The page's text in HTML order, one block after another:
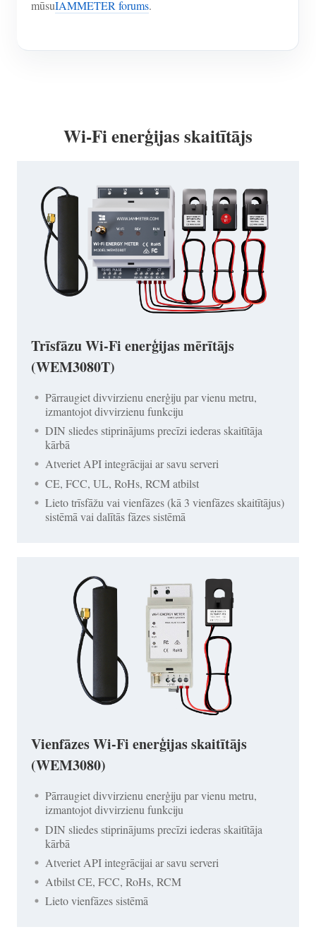
mūsuIAMMETER forums.
Wi-Fi enerģijas skaitītājs
Trīsfāzu Wi-Fi enerģijas mērītājs
(WEM3080T)
Pārraugiet divvirzienu enerģiju par vienu metru,
izmantojot divvirzienu funkciju
DIN sliedes stiprinājums precīzi iederas skaitītāja
kārbā
Atveriet API integrācijai ar savu serveri
CE, FCC, UL, RoHs, RCM atbilst
Lieto trīsfāžu vai vienfāzes (kā 3 vienfāzes skaitītājus)
sistēmā vai dalītās fāzes sistēmā
Vienfāzes Wi-Fi enerģijas skaitītājs
(WEM3080)
Pārraugiet divvirzienu enerģiju par vienu metru,
izmantojot divvirzienu funkciju
DIN sliedes stiprinājums precīzi iederas skaitītāja
kārbā
Atveriet API integrācijai ar savu serveri
Atbilst CE, FCC, RoHs, RCM
Lieto vienfāzes sistēmā